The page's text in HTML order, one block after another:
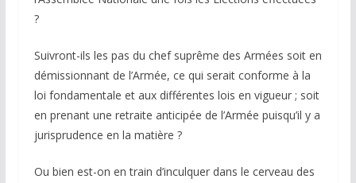
?
Suivront-ils les pas du chef suprême des Armées soit en
démissionnant de l’Armée, ce qui serait conforme à la
loi fondamentale et aux différentes lois en vigueur ; soit
en prenant une retraite anticipée de l’Armée puisqu’il y a
jurisprudence en la matière ?
Ou bien est-on en train d’inculquer dans le cerveau des